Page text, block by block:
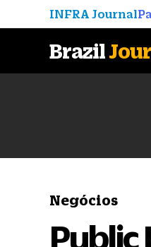
INFRA Journal
Brazil
Negócios
Public